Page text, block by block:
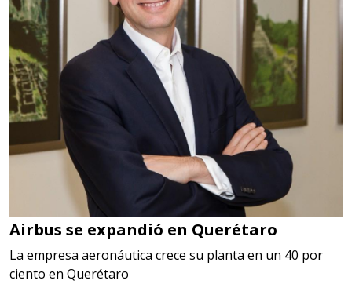
Airbus se expandió en Querétaro
La empresa aeronáutica crece su planta en un 40 por
ciento en Querétaro